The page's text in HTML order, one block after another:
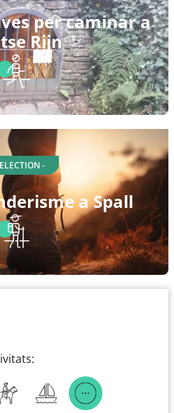
per caminar a
Rijn
-
a Spall